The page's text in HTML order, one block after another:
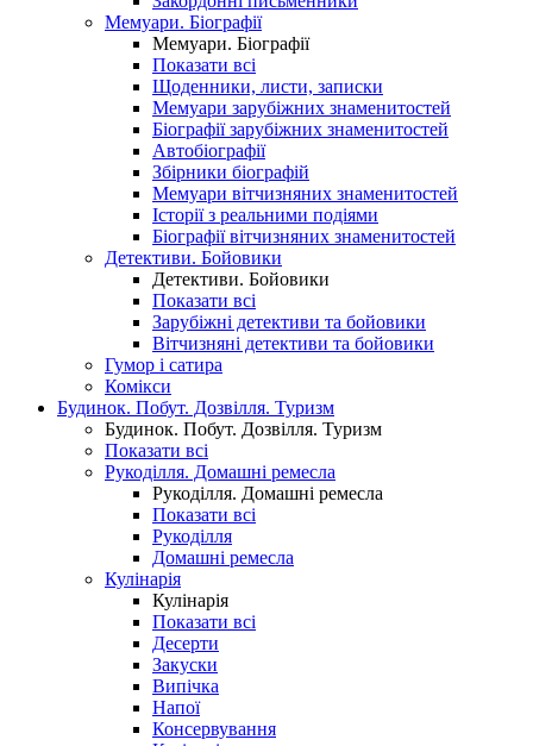
Мемуари. Біографії
Мемуари. Біографії
Показати всі
Щоденники, листи, записки
Мемуари зарубіжних знаменитостей
Біографії зарубіжних знаменитостей
Автобіографії
Збірники біографій
Мемуари вітчизняних знаменитостей
Історії з реальними подіями
Біографії вітчизняних знаменитостей
Детективи. Бойовики
Детективи. Бойовики
Показати всі
Зарубіжні детективи та бойовики
Вітчизняні детективи та бойовики
Гумор і сатира
Комікси
Будинок. Побут. Дозвілля. Туризм
Будинок. Побут. Дозвілля. Туризм
Показати всі
Рукоділля. Домашні ремесла
Рукоділля. Домашні ремесла
Показати всі
Рукоділля
Домашні ремесла
Кулінарія
Кулінарія
Показати всі
Десерти
Закуски
Випічка
Напої
Консервування